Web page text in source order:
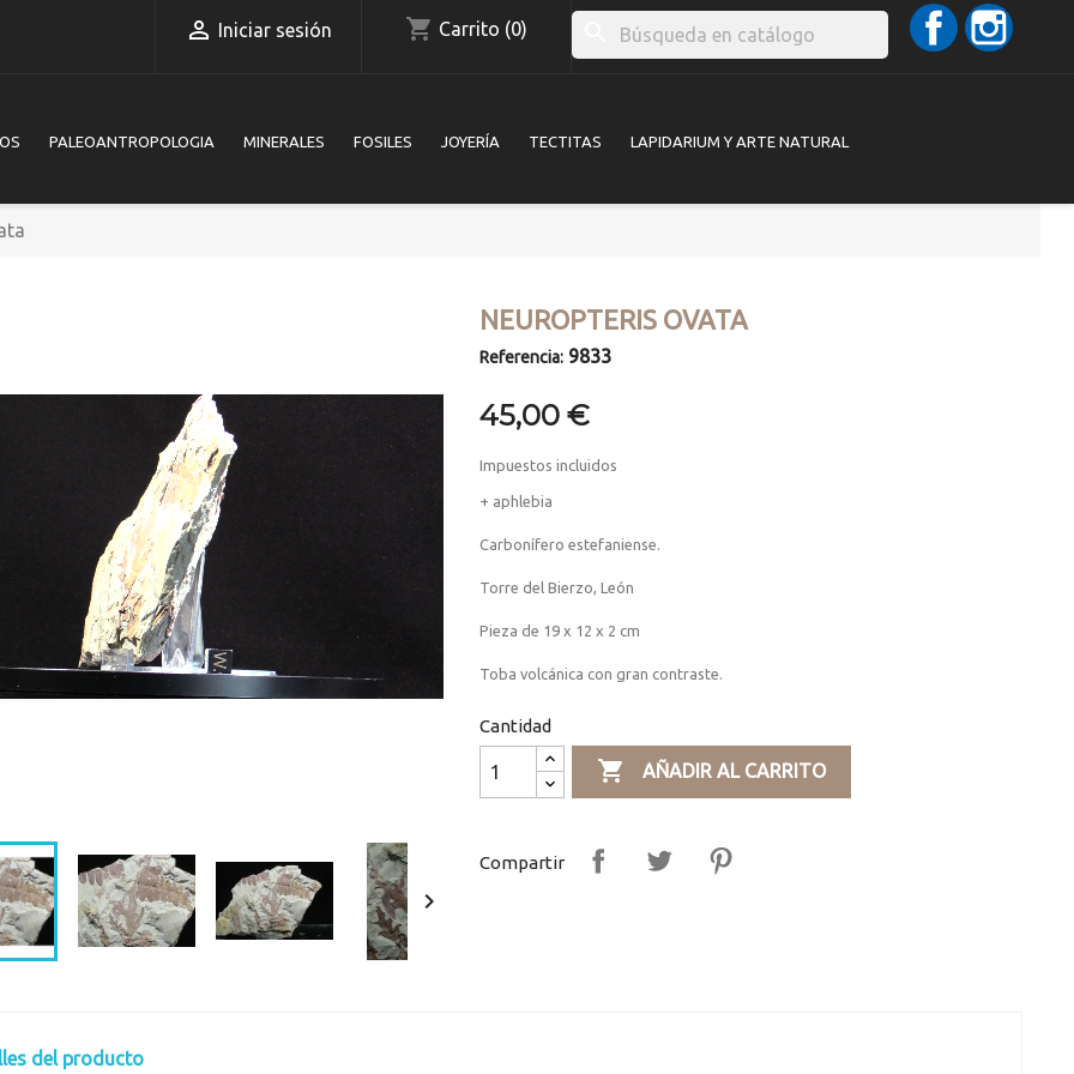
 Iniciar sesión shopping_cart Carrito (0)
Facebook
PALEOANTROPOLOGIA MINERALES FOSILES JOYERÍA TECTITAS LAPIDARIUM Y ARTE NATURAL

NEUROPTERIS OVATA
Referencia: 9833
45,00 €
Impuestos incluidos
+ aphlebia
Carbonífero estefaniense.
Torre del Bierzo, León
Pieza de 19 x 12 x 2 cm
Toba volcánica con gran contraste.
Cantidad
 AÑADIR AL CARRITO
Compartir
del producto